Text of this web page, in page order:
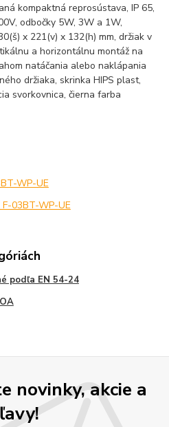
kompaktná reprosústava, IP 65,
odbočky 5W, 3W a 1W,
x 221(v) x 132(h) mm, držiak v
a horizontálnu montáž na
natáčania alebo naklápania
držiaka, skrinka HIPS plast,
svorkovnica, čierna farba
WP-UE
03BT-WP-UE
podľa EN 54-24
novinky, akcie a